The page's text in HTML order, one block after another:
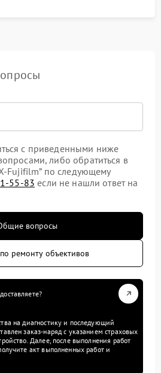
с приведенными ниже
либо обратиться в
Fujifilm” по следующему
55-83 если не нашли ответ на
вопросы
ремонту объективов
на диагностику и последующий
заказ-наряд с указанием страховых
Далее, после выполнения работ
акт выполненных работ и